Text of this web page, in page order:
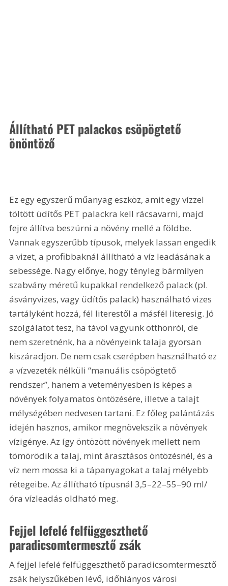
Állítható PET palackos csöpögtető
önöntöző
Ez egy egyszerű műanyag eszköz, amit egy vízzel
töltött üdítős PET palackra kell rácsavarni, majd
fejre állítva beszúrni a növény mellé a földbe.
Vannak egyszerűbb típusok, melyek lassan engedik
a vizet, a profibbaknál állítható a víz leadásának a
sebessége. Nagy előnye, hogy tényleg bármilyen
szabvány méretű kupakkal rendelkező palack (pl.
ásványvizes, vagy üdítős palack) használható vizes
tartályként hozzá, fél literestől a másfél literesig. Jó
szolgálatot tesz, ha távol vagyunk otthonról, de
nem szeretnénk, ha a növényeink talaja gyorsan
kiszáradjon. De nem csak cserépben használható ez
a vízvezeték nélküli “manuális csöpögtető
rendszer”, hanem a veteményesben is képes a
növények folyamatos öntözésére, illetve a talajt
mélységében nedvesen tartani. Ez főleg palántázás
idején hasznos, amikor megnövekszik a növények
vízigénye. Az így öntözött növények mellett nem
tömörödik a talaj, mint árasztásos öntözésnél, és a
víz nem mossa ki a tápanyagokat a talaj mélyebb
rétegeibe. Az állítható típusnál 3,5–22–55–90 ml/
óra vízleadás oldható meg.
Fejjel lefelé felfüggeszthető
paradicsomtermesztő zsák
A fejjel lefelé felfüggeszthető paradicsomtermesztő
zsák helyszűkében lévő, időhiányos városi